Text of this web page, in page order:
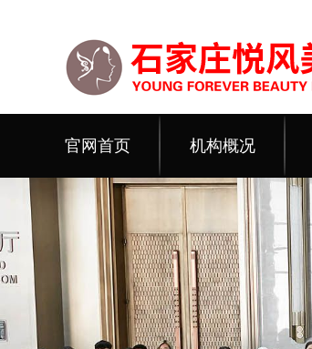
官网首页 机构概况